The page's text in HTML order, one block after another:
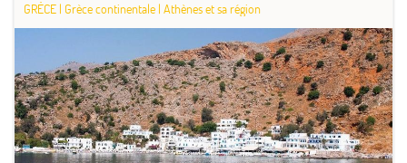
GRÈCE | Grèce continentale | Athènes et sa région